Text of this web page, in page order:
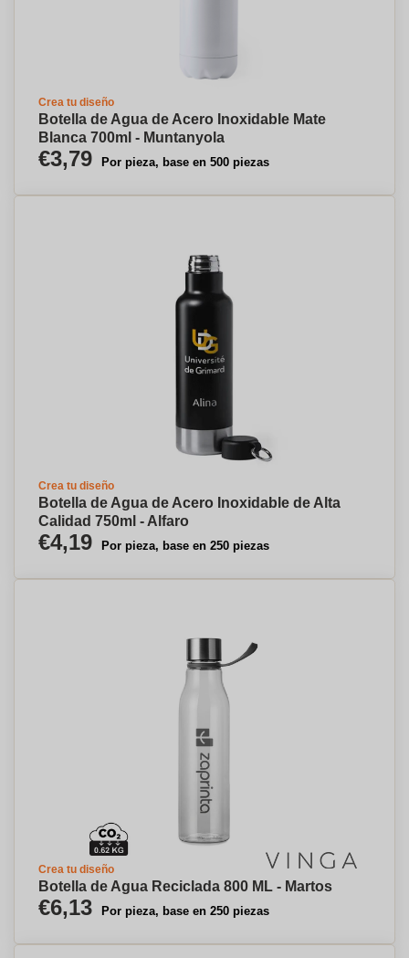
Crea tu diseño
Botella de Agua de Acero Inoxidable Mate
Blanca 700ml - Muntanyola
€3,79 Por pieza, base en 500 piezas
Crea tu diseño
Botella de Agua de Acero Inoxidable de Alta
Calidad 750ml - Alfaro
€4,19 Por pieza, base en 250 piezas
Crea tu diseño
Botella de Agua Reciclada 800 ML - Martos
€6,13 Por pieza, base en 250 piezas